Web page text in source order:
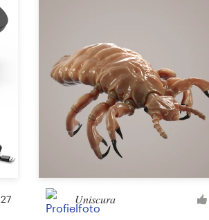
Boek en tijdschrift
Boekomslag
Overig
27 Uniscura